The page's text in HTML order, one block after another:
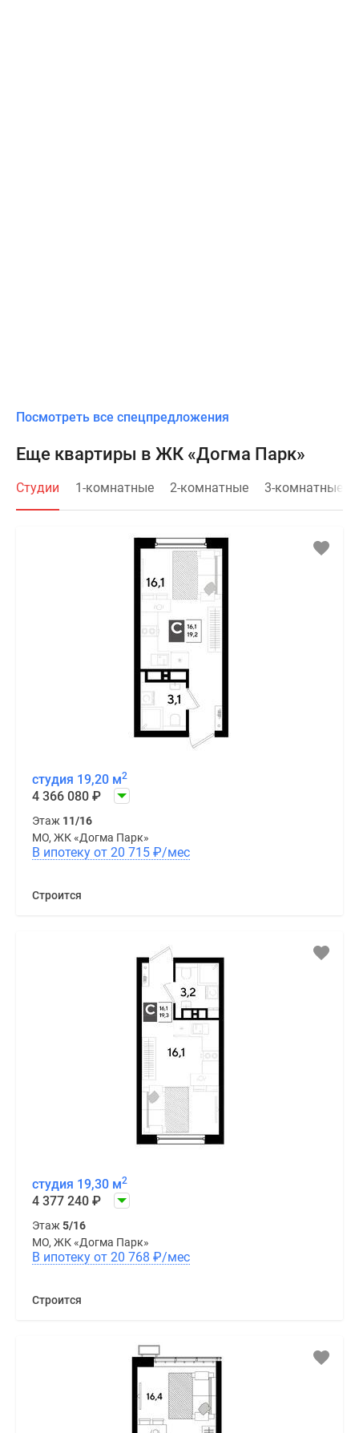
Посмотреть все спецпредложения
Еще квартиры в ЖК «Догма Парк»
Студии 1-комнатные 2-комнатные 3-комнатные
студия 19,20 м2
4 366 080 ₽
Этаж 11/16
МО, ЖК «Догма Парк»
В ипотеку от 20 715 ₽/мес
Строится
студия 19,30 м2
4 377 240 ₽
Этаж5/16
МО, ЖК «Догма Парк»
В ипотеку от 20 768 ₽/мес
Строится